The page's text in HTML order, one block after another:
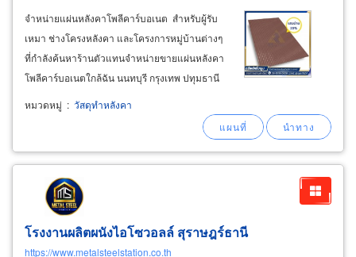
จำหน่ายแผ่นหลังคาโพลีคาร์บอเนต สำหรับผู้รับ
เหมา ช่างโครงหลังคา และโครงการหมู่บ้านต่างๆ
ที่กำลังค้นหาร้านตัวแทนจำหน่ายขายแผ่นหลังคา
โพลีคาร์บอเนตใกล้ฉัน นนทบุรี กรุงเทพ ปทุมธานี
หมวดหมู่ : วัสดุทำหลังคา
โรงงานผลิตผนังไอโซวอลล์ สุราษฎร์ธานี
https://www.metalsteelstation.co.th